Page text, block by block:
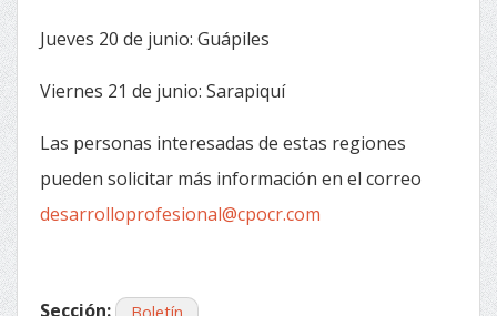
Jueves 20 de junio: Guápiles
Viernes 21 de junio: Sarapiquí
Las personas interesadas de estas regiones
pueden solicitar más información en el correo
desarrolloprofesional@cpocr.com
Sección: Boletín